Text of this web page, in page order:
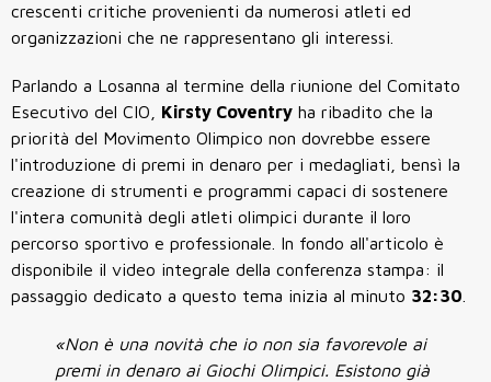
crescenti critiche provenienti da numerosi atleti ed
organizzazioni che ne rappresentano gli interessi.
Parlando a Losanna al termine della riunione del Comitato
Esecutivo del CIO, Kirsty Coventry ha ribadito che la
priorità del Movimento Olimpico non dovrebbe essere
l'introduzione di premi in denaro per i medagliati, bensì la
creazione di strumenti e programmi capaci di sostenere
l'intera comunità degli atleti olimpici durante il loro
percorso sportivo e professionale. In fondo all'articolo è
disponibile il video integrale della conferenza stampa: il
passaggio dedicato a questo tema inizia al minuto 32:30
«Non è una novità che io non sia favorevole ai
premi in denaro ai Giochi Olimpici. Esistono già